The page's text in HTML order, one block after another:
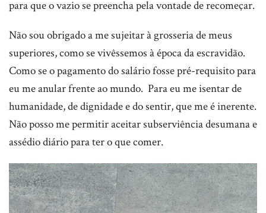
para que o vazio se preencha pela vontade de recomeçar.
Não sou obrigado a me sujeitar à grosseria de meus
superiores, como se vivêssemos à época da escravidão.
Como se o pagamento do salário fosse pré-requisito para
eu me anular frente ao mundo. Para eu me isentar de
humanidade, de dignidade e do sentir, que me é inerente.
Não posso me permitir aceitar subserviência desumana e
assédio diário para ter o que comer.